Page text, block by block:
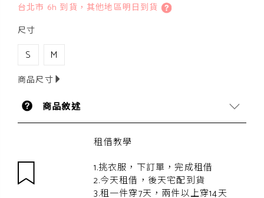
台北市 6h 到貨，其他地區明日到貨
尺寸
S M
商品尺寸
商品敘述
租借教學
1.挑衣服，下訂單，完成租借
2.今天租借，後天宅配到貨
3.租一件穿7天，兩件以上穿14天